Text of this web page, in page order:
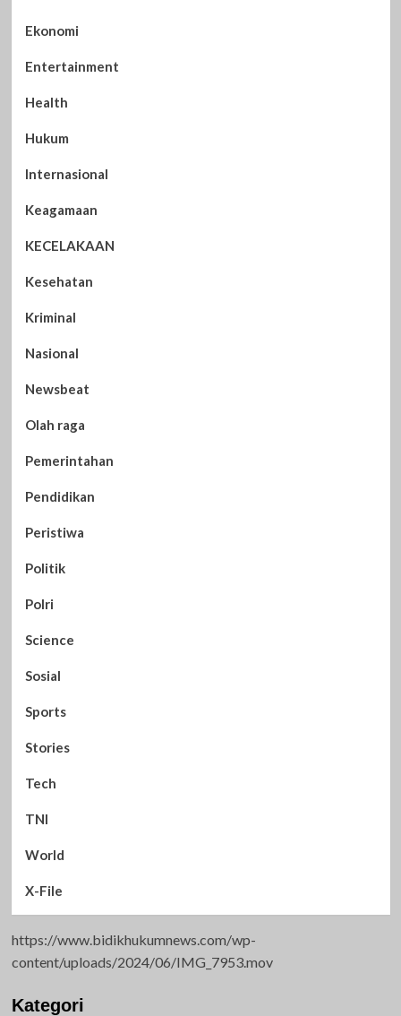
Ekonomi
Entertainment
Health
Hukum
Internasional
Keagamaan
KECELAKAAN
Kesehatan
Kriminal
Nasional
Newsbeat
Olah raga
Pemerintahan
Pendidikan
Peristiwa
Politik
Polri
Science
Sosial
Sports
Stories
Tech
TNI
World
X-File
https://www.bidikhukumnews.com/wp-
content/uploads/2024/06/IMG_7953.mov
Kategori